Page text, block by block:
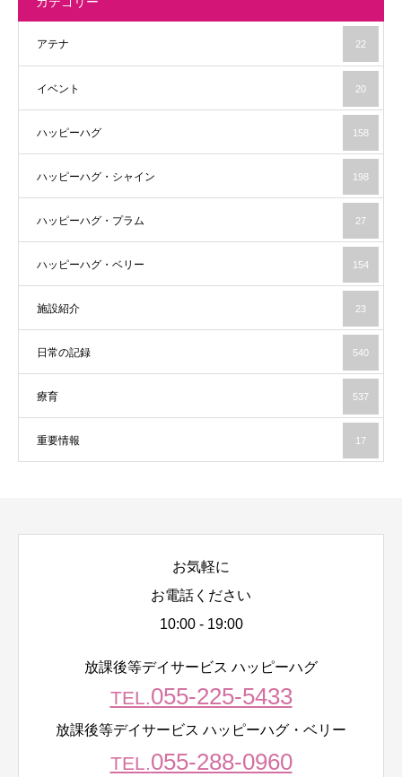
アテナ 22
イベント 20
ハッピーハグ 158
ハッピーハグ・シャイン 198
ハッピーハグ・プラム 27
ハッピーハグ・ベリー 154
施設紹介 23
日常の記録 540
療育 537
重要情報 17
お気軽に
お電話ください
10:00 - 19:00
放課後等デイサービス ハッピーハグ
TEL.055-225-5433
放課後等デイサービス ハッピーハグ・ベリー
TEL.055-288-0960